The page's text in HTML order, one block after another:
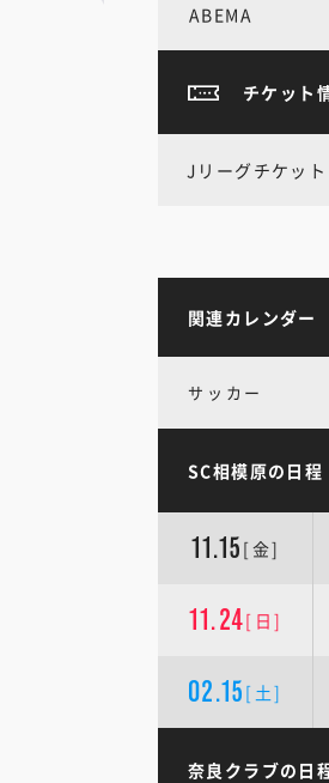
ABEMA
チケット
Jリーグチケット
関連カレンダー
サッカー
SC相模原の日程
11.15 [金]
11.24[日]
02.15 [土]
奈良クラブの日